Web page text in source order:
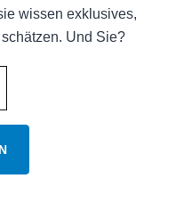
wissen exklusives,
Und Sie?